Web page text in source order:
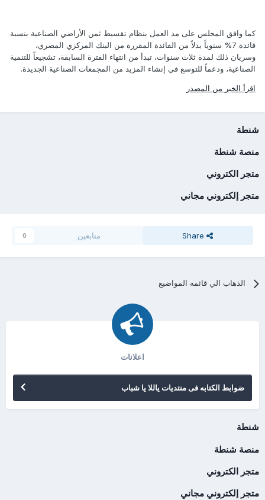
كما وافق المجلس على مد العمل بنظام تقسيط ثمن الأراضي الصناعية بنسبة
فائدة 7% سنوياً بدلاً من الفائدة المقررة من البنك المركزي المصري،
وسريان ذلك لمدة ثلاث سنوات، تبدأ من انتهاء الفترة السابقة، تشجيعاً للتنمية
الصناعية، ودعماً للتوسع في إنشاء المزيد من المجمعات الصناعية الجديدة.
اقرأ الخبر من المصدر
شنطة
منصة شنطة
متجر الكتروني
متجر إلكتروني مجاني
Share متابعين 0
الذهاب الي قائمه المواضيع
اعلانات
ضوابط الكتابه فى منتديات ياللا يا شباب
شنطة
منصة شنطة
متجر الكتروني
متجر إلكتروني مجاني